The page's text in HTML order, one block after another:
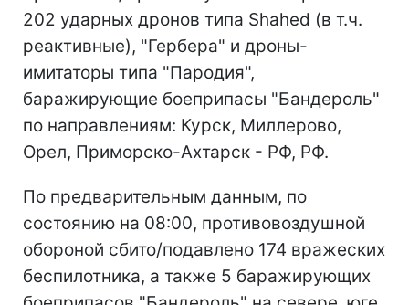
202 ударных дронов типа Shahed (в т.ч.
реактивные), "Гербера" и дроны-
имитаторы типа "Пародия",
баражирующие боеприпасы "Бандероль"
по направлениям: Курск, Миллерово,
Орел, Приморско-Ахтарск - РФ, РФ.
По предварительным данным, по
состоянию на 08:00, противовоздушной
обороной сбито/подавлено 174 вражеских
беспилотника, а также 5 баражирующих